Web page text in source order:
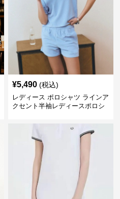
¥5,490 (税込)
レディース ポロシャツ ラインア
クセント半袖レディースポロシ